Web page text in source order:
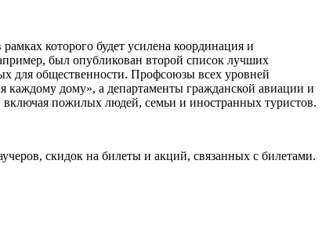
которого будет усилена координация и
был опубликован второй список лучших
для общественности. Профсоюзы всех уровней
каждому дому», а департаменты гражданской авиации и
включая пожилых людей, семьи и иностранных туристов.
скидок на билеты и акций, связанных с билетами.